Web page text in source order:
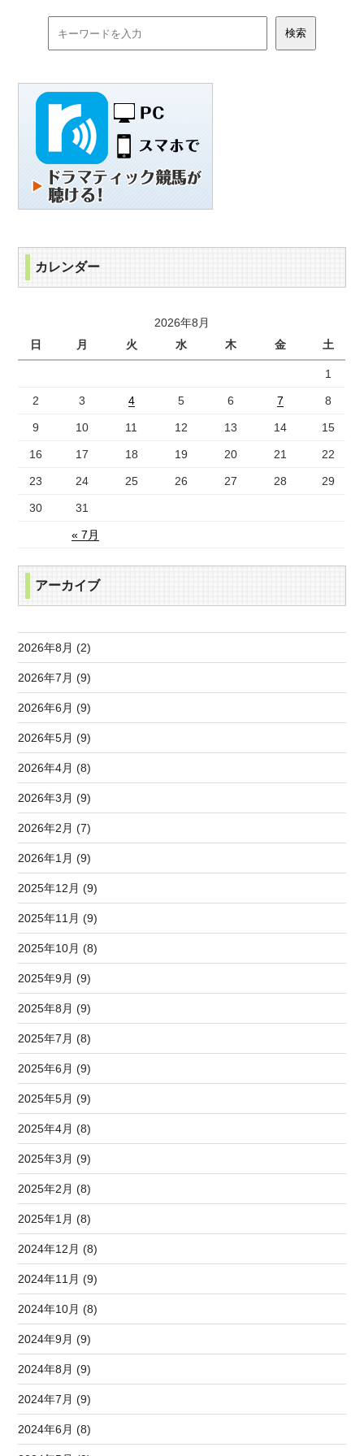
カレンダー
2026年8月
日
月 火 水 木 金 土
« 7月
1
2 3 4 5 6 7 8
9 10 11 12 13 14 15
16 17 18 19 20 21 22
23 24 25 26 27 28 29
30 31
アーカイブ
2026年8月 (2)
2026年7月 (9)
2026年6月 (9)
2026年5月 (9)
2026年4月 (8)
2026年3月 (9)
2026年2月 (7)
2026年1月 (9)
2025年12月 (9)
2025年11月 (9)
2025年10月 (8)
2025年9月 (9)
2025年8月 (9)
2025年7月 (8)
2025年6月 (9)
2025年5月 (9)
2025年4月 (8)
2025年3月 (9)
2025年2月 (8)
2025年1月 (8)
2024年12月 (8)
2024年11月 (9)
2024年10月 (8)
2024年9月 (9)
2024年8月 (9)
2024年7月 (9)
2024年6月 (8)